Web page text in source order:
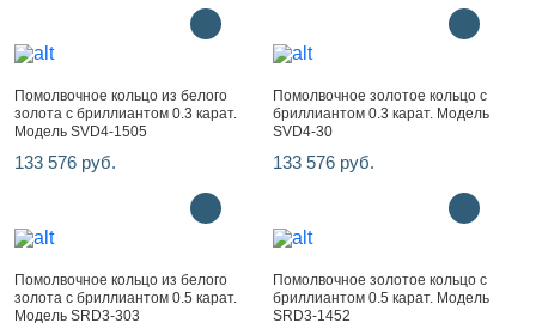
Помолвочное кольцо из белого
золота с бриллиантом 0.3 карат.
Модель SVD4-1505
133 576 руб.
Помолвочное золотое кольцо с
бриллиантом 0.3 карат. Модель
SVD4-30
133 576 руб.
Помолвочное кольцо из белого
золота с бриллиантом 0.5 карат.
Модель SRD3-303
Помолвочное золотое кольцо с
бриллиантом 0.5 карат. Модель
SRD3-1452